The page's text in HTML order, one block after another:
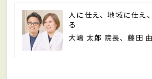
人に仕え、地域に仕え
る
大嶋 太郎 院長、藤田